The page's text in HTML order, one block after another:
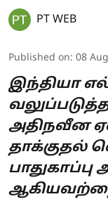
PT WEB
Published on: 08
இந்தியா
அதிநவீன
தாக்குதல்